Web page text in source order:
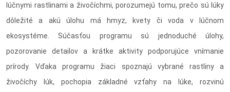
lúčnymi rastlinami a živočíchmi, porozumejú tomu, prečo sú lúky
dôležité a akú úlohu má hmyz, kvety či voda v lúčnom
ekosystéme. Súčasťou programu sú jednoduché úlohy,
pozorovanie detailov a krátke aktivity podporujúce vnímanie
prírody. Vďaka programu žiaci spoznajú vybrané rastliny a
živočíchy lúk, pochopia základné vzťahy na lúke, rozvinú